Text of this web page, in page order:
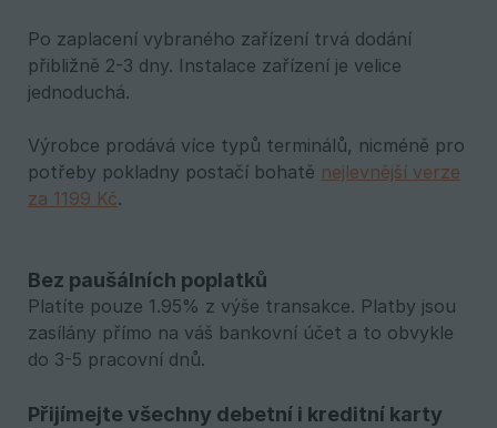
Po zaplacení vybraného zařízení trvá dodání
přibližně 2-3 dny. Instalace zařízení je velice
jednoduchá.
Výrobce prodává více typů terminálů, nicméně pro
potřeby pokladny postačí bohatě nejlevnější verze
za 1199 Kč.
Bez paušálních poplatků
Platíte pouze 1.95% z výše transakce. Platby jsou
zasílány přímo na váš bankovní účet a to obvykle
do 3-5 pracovní dnů.
Přijímejte všechny debetní i kreditní karty